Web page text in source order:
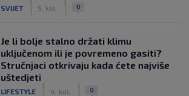
SVIJET 5. kol. 0
Je li bolje stalno držati klimu
uključenom ili je povremeno gasiti?
Stručnjaci otkrivaju kada ćete najviše
uštedjeti
LIFESTYLE 4. kol. 0